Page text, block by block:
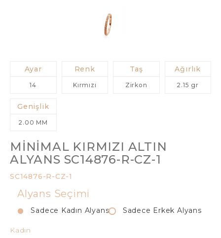
Ayar
14
Renk
Kırmızı
Taş
Zirkon
Ağırlık
2.15 gr
Genişlik
2.00 MM
MINIMAL KIRMIZI ALTIN
ALYANS SC14876-R-CZ-1
SC14876-R-CZ-1
Alyans Seçimi
Sadece Kadın Alyans Sadece Erkek Alyans
Kadın